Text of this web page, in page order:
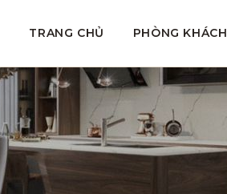
TRANG CHỦ PHÒNG KHÁCH